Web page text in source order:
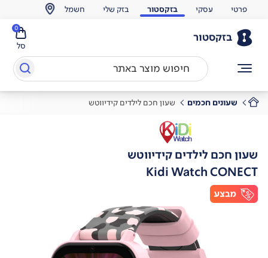
פרטי עסקי בזקסטור בזק שלי חשמל
בזקסטור
סל
0
שעונים חכמים שעון חכם לילדים קידיווטש
שעון חכם לילדים קידיווטש
Kidi Watch CONECT